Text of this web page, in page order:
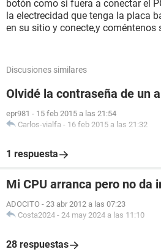
botón como si fuera a conectar el
la electrecidad que tenga la placa
en su sitio y conecte,y
Discusiones similares
Olvidé la contraseña de un
epr981 - 15 feb 2015 a las 21:54
Carlos-vialfa - 16 feb 2015 a las 21:32
1 respuesta
Mi CPU arranca pero no da
ADOCITO - 23 abr 2012 a las 07:23
Costa2024 - 24 may 2024 a las 11:10
28 respuestas